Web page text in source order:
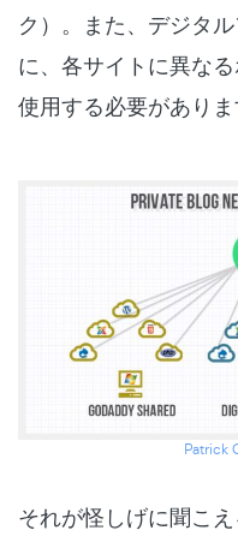
ク）。また、デジタ
に、各サイトに異な
使用する必要がありま
Patrick
それが怪しげに聞こ